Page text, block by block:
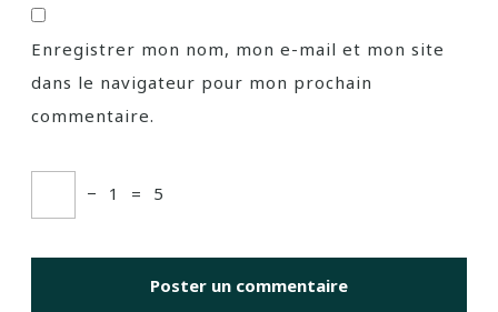
Enregistrer mon nom, mon e-mail et mon site
dans le navigateur pour mon prochain
commentaire.
− 1 = 5